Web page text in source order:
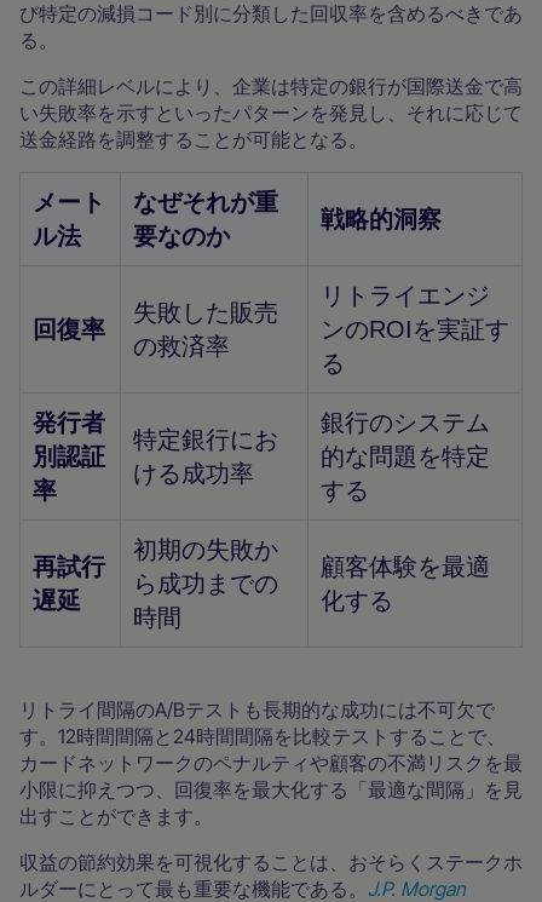
び特定の減損コード別に分類した回収率を含めるべきであ
る。
この詳細レベルにより、企業は特定の銀行が国際送金で高
い失敗率を示すといったパターンを発見し、それに応じて
送金経路を調整することが可能となる。
メート
ル法
なぜそれが重
要なのか
戦略的洞察
回復率
失敗した販売
の救済率
リトライエンジ
ンのROIを実証す
る
発行者
別認証
率
特定銀行にお
ける成功率
銀行のシステム
的な問題を特定
する
再試行
遅延
初期の失敗か
ら成功までの
時間
顧客体験を最適
化する
リトライ間隔のA/Bテストも長期的な成功には不可欠で
す。12時間間隔と24時間間隔を比較テストすることで、
カードネットワークのペナルティや顧客の不満リスクを最
小限に抑えつつ、回復率を最大化する「最適な間隔」を見
出すことができます。
収益の節約効果を可視化することは、おそらくステークホ
ルダーにとって最も重要な機能である。 J.P. Morgan